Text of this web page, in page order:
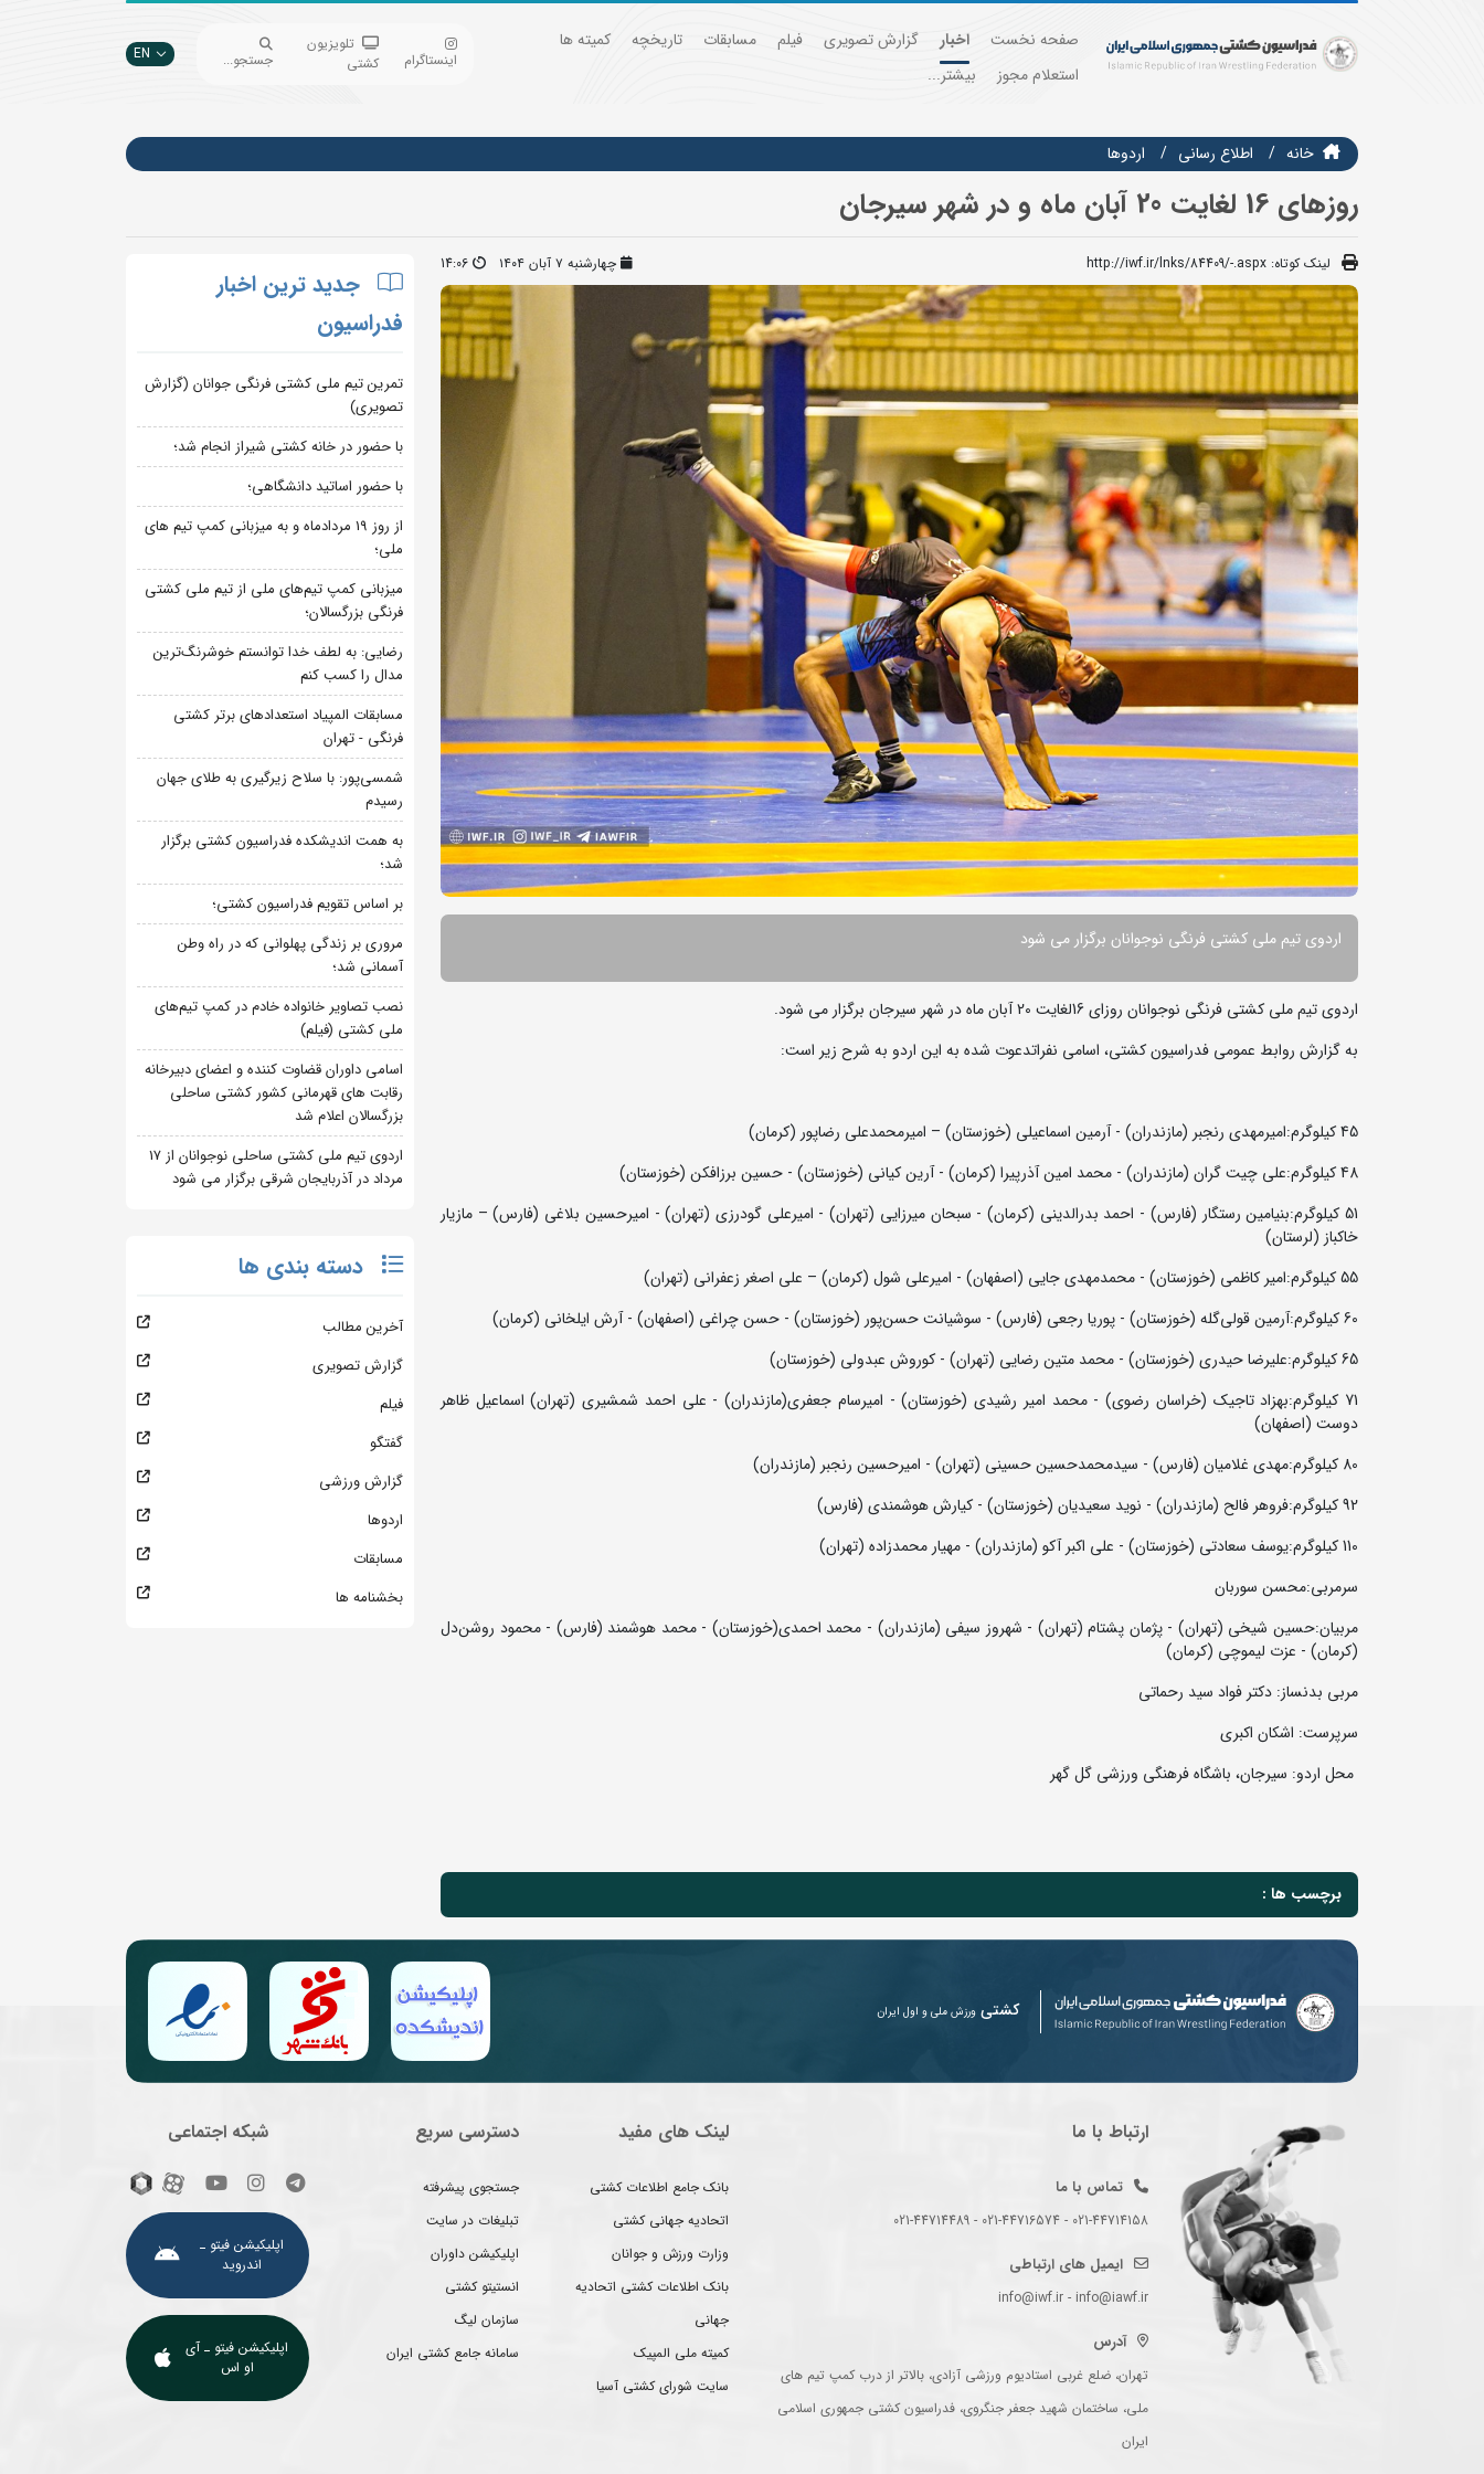
صفحه نخست اخبار گزارش تصویری فیلم مسابقات تاریخچه
کمیته ها
استعلام مجوز
بیشتر...
اینستاگرام
تلویزیون
کشتی
جستجو... EN
خانه اطلاع رسانی اردوها
روزهای 16 لغایت 20 آبان ماه و در شهر سیرجان
لینک کوتاه: http://iwf.ir/lnks/84409/-.aspx چهارشنبه ۷ آبان ۱۴۰۴ 14:06
اردوی تیم ملی کشتی فرنگی نوجوانان برگزار می شود
اردوی تیم ملی کشتی فرنگی نوجوانان روزای 16لغایت 20 آبان ماه در شهر سیرجان برگزار می شود.
به گزارش روابط عمومی فدراسیون کشتی، اسامی نفراتدعوت شده به این اردو به شرح زیر است:
45 کیلوگرم:امیرمهدی رنجبر (مازندران) - آرمین اسماعیلی (خوزستان) – امیرمحمدعلی رضاپور (کرمان)
48 کیلوگرم:علی چیت گران (مازندران) - محمد امین آذرپیرا (کرمان) - آرین کیانی (خوزستان) - حسین برزافکن (خوزستان)
51 کیلوگرم:بنیامین رستگار (فارس) - احمد بدرالدینی (کرمان) - سبحان میرزایی (تهران) - امیرعلی گودرزی (تهران) - امیرحسین بلاغی (فارس) – مازیار
خاکباز (لرستان)
55 کیلوگرم:امیر کاظمی (خوزستان) - محمدمهدی جایی (اصفهان) - امیرعلی شول (کرمان) – علی اصغر زعفرانی (تهران)
60 کیلوگرم:آرمین قولی‌گله (خوزستان) - پوریا رجعی (فارس) - سوشیانت حسن‌پور (خوزستان) - حسن چراغی (اصفهان) - آرش ایلخانی (کرمان)
65 کیلوگرم:علیرضا حیدری (خوزستان) - محمد متین رضایی (تهران) - کوروش عبدولی (خوزستان)
71 کیلوگرم:بهزاد تاجیک (خراسان رضوی) - محمد امیر رشیدی (خوزستان) - امیرسام جعفری(مازندران) - علی احمد شمشیری (تهران) اسماعیل ظاهر
دوست (اصفهان)
80 کیلوگرم:مهدی غلامیان (فارس) - سیدمحمدحسین حسینی (تهران) - امیرحسین رنجبر (مازندران)
92 کیلوگرم:فروهر فالح (مازندران) - نوید سعیدیان (خوزستان) - کیارش هوشمندی (فارس)
110 کیلوگرم:یوسف سعادتی (خوزستان) - علی اکبر آکو (مازندران) - مهیار محمدزاده (تهران)
سرمربی:محسن سوربان
مربیان:حسین شیخی (تهران) - پژمان پشتام (تهران) - شهروز سیفی (مازندران) - محمد احمدی(خوزستان) - محمد هوشمند (فارس) - محمود روشن‌دل
(کرمان) - عزت لیموچی (کرمان)
مربی بدنساز: دکتر فواد سید رحماتی
سرپرست: اشکان اکبری
محل اردو: سیرجان، باشگاه فرهنگی ورزشی گل گهر
برچسب ها :
جدید ترین اخبار
فدراسیون
تمرین تیم ملی کشتی فرنگی جوانان (گزارش
تصویری)
با حضور در خانه کشتی شیراز انجام شد؛
با حضور اساتید دانشگاهی؛
از روز 19 مردادماه و به میزبانی کمپ تیم های
ملی؛
میزبانی کمپ تیم‌های ملی از تیم ملی کشتی
فرنگی بزرگسالان؛
رضایی: به لطف خدا توانستم خوشرنگ‌ترین
مدال را کسب کنم
مسابقات المپیاد استعدادهای برتر کشتی
فرنگی - تهران
شمسی‌پور: با سلاح زیرگیری به طلای جهان
رسیدم
به همت اندیشکده فدراسیون کشتی برگزار
شد؛
بر اساس تقویم فدراسیون کشتی؛
مروری بر زندگی پهلوانی که در راه وطن
آسمانی شد؛
نصب تصاویر خانواده خادم در کمپ تیم‌های
ملی کشتی (فیلم)
اسامی داوران قضاوت کننده و اعضای دبیرخانه
رقابت های قهرمانی کشور کشتی ساحلی
بزرگسالان اعلام شد
اردوی تیم ملی کشتی ساحلی نوجوانان از 17
مرداد در آذربایجان شرقی برگزار می شود
دسته بندی ها
آخرین مطالب
گزارش تصویری
فیلم
گفتگو
گزارش ورزشی
اردوها
مسابقات
بخشنامه ها
کشتی ورزش ملی و اول ایران
ارتباط با ما
تماس با ما
021-44714158 - 021-44716574 - 021-44714489
ایمیل های ارتباطی
info@iwf.ir - info@iawf.ir
آدرس
تهران، ضلع غربی استادیوم ورزشی آزادی، بالاتر از درب کمپ تیم های
ملی، ساختمان شهید جعفر جنگروی، فدراسیون کشتی جمهوری اسلامی
ایران
لینک های مفید
بانک جامع اطلاعات کشتی
اتحادیه جهانی کشتی
وزارت ورزش و جوانان
بانک اطلاعات کشتی اتحادیه
جهانی
کمیته ملی المپیک
سایت شورای کشتی آسیا
دسترسی سریع
جستجوی پیشرفته
تبلیغات در سایت
اپلیکیشن داوران
انستیتو کشتی
سازمان لیگ
سامانه جامع کشتی ایران
شبکه اجتماعی
اپلیکیشن فیتو ـ
اندروید
اپلیکیشن فیتو ـ آی
او اس